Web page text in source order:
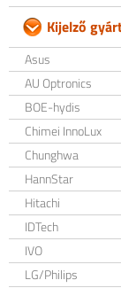
Kijelző
Asus
AU Optronics
BOE-hydis
Chimei InnoLux
Chunghwa
HannStar
Hitachi
IDTech
IVO
LG/Philips